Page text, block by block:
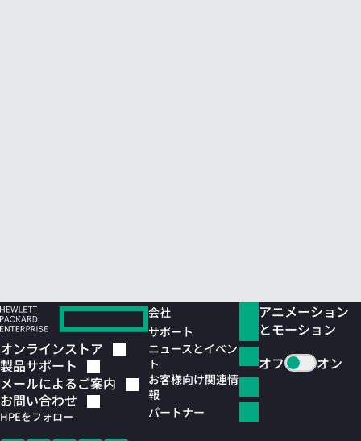
オンラインストア
製品サポート
メールによるご案内
お問い合わせ
HPEをフォロー
会社
サポート
ニュースとイベン
ト
お客様向け関連情
報
パートナー
アニメーション
とモーション
オフ
オン